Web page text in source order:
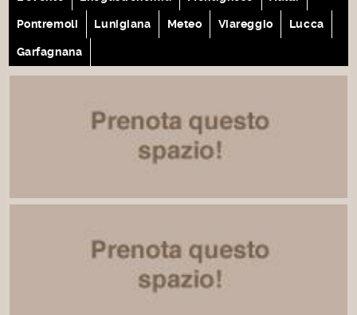
Pontremoli Lunigiana Meteo Viareggio Lucca
Garfagnana